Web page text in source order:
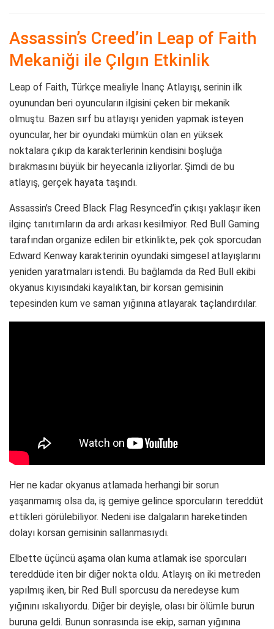
Assassin’s Creed’in Leap of Faith
Mekaniği ile Çılgın Etkinlik
Leap of Faith, Türkçe mealiyle İnanç Atlayışı, serinin ilk
oyunundan beri oyuncuların ilgisini çeken bir mekanik
olmuştu. Bazen sırf bu atlayışı yeniden yapmak isteyen
oyuncular, her bir oyundaki mümkün olan en yüksek
noktalara çıkıp da karakterlerinin kendisini boşluğa
bırakmasını büyük bir heyecanla izliyorlar. Şimdi de bu
atlayış, gerçek hayata taşındı.
Assassin’s Creed Black Flag Resynced’in çıkışı yaklaşır iken
ilginç tanıtımların da ardı arkası kesilmiyor. Red Bull Gaming
tarafından organize edilen bir etkinlikte, pek çok sporcudan
Edward Kenway karakterinin oyundaki simgesel atlayışlarını
yeniden yaratmaları istendi. Bu bağlamda da Red Bull ekibi
okyanus kıyısındaki kayalıktan, bir korsan gemisinin
tepesinden kum ve saman yığınına atlayarak taçlandırdılar.
Her ne kadar okyanus atlamada herhangi bir sorun
yaşanmamış olsa da, iş gemiye gelince sporcuların tereddüt
ettikleri görülebiliyor. Nedeni ise dalgaların hareketinden
dolayı korsan gemisinin sallanmasıydı.
Elbette üçüncü aşama olan kuma atlamak ise sporcuları
tereddüde iten bir diğer nokta oldu. Atlayış on iki metreden
yapılmış iken, bir Red Bull sporcusu da neredeyse kum
yığınını ıskalıyordu. Diğer bir deyişle, olası bir ölümle burun
buruna geldi. Bunun sonrasında ise ekip, saman yığınına